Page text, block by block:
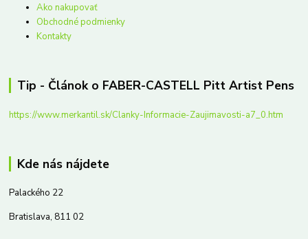
Ako nakupovať
Obchodné podmienky
Kontakty
Tip - Článok o FABER-CASTELL Pitt Artist Pens
https://www.merkantil.sk/Clanky-Informacie-Zaujimavosti-a7_0.htm
Kde nás nájdete
Palackého 22
Bratislava, 811 02